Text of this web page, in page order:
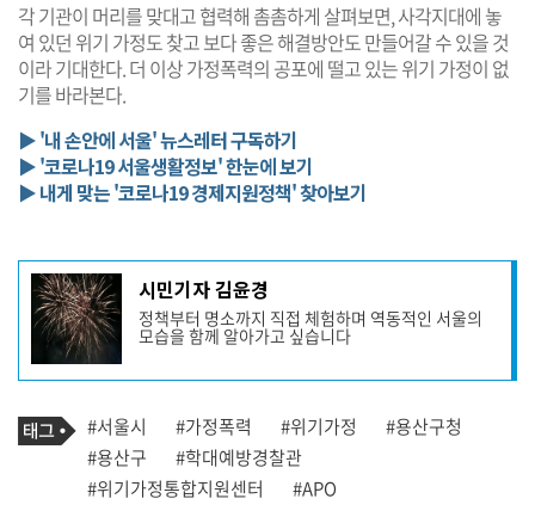
각 기관이 머리를 맞대고 협력해 촘촘하게 살펴보면, 사각지대에 놓
여 있던 위기 가정도 찾고 보다 좋은 해결방안도 만들어갈 수 있을 것
이라 기대한다. 더 이상 가정폭력의 공포에 떨고 있는 위기 가정이 없
기를 바라본다.
▶ '내 손안에 서울' 뉴스레터 구독하기
▶ '코로나19 서울생활정보' 한눈에 보기
▶ 내게 맞는 '코로나19 경제지원정책' 찾아보기
기
사
작
성
자
프
필
시민기자 김윤경
정책부터 명소까지 직접 체험하며 역동적인 서울의
모습을 함께 알아가고 싶습니다
기
사
관
련
태
태
그
#서울시 #가정폭력 #위기가정
#용산구청
#용산구
#학대예방경찰관
#위기가정통합지원센터
#APO